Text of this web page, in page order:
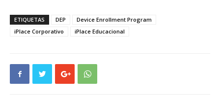
ETIQUETAS DEP
Device Enrollment Program
iPlace Corporativo
iPlace Educacional